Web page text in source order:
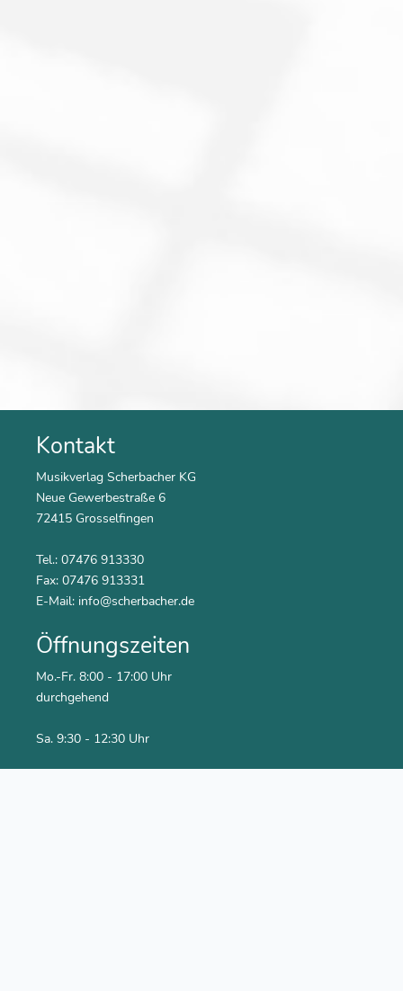
Kontakt
Musikverlag Scherbacher KG
Neue Gewerbestraße 6
72415 Grosselfingen
Tel.: 07476 913330
Fax: 07476 913331
E-Mail: info@scherbacher.de
Öffnungszeiten
Mo.-Fr. 8:00 - 17:00 Uhr
durchgehend
Sa. 9:30 - 12:30 Uhr